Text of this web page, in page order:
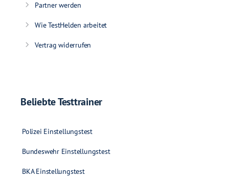
Partner werden
Wie TestHelden arbeitet
Vertrag widerrufen
Beliebte Testtrainer
Polizei Einstellungstest
Bundeswehr Einstellungstest
BKA Einstellungstest